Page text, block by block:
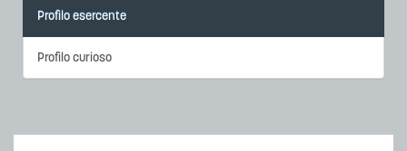
Profilo esercente
Profilo curioso